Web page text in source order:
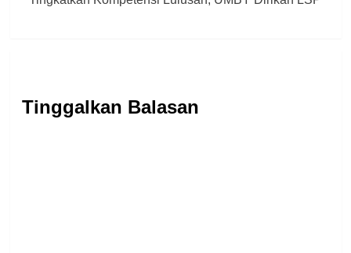
Tinggalkan Balasan